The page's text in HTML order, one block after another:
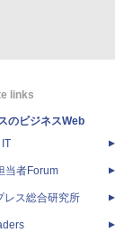
links
のビジネスWeb
当者Forum
レス総合研究所